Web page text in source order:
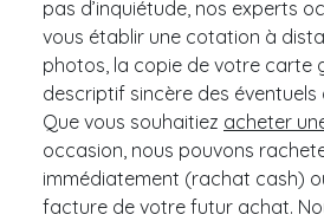
pas d’inquiétude, nos experts
vous établir une cotation à
photos, la copie de votre carte
descriptif sincère des
Que vous souhaitiez acheter
occasion, nous pouvons
immédiatement (rachat cash)
facture de votre futur achat.